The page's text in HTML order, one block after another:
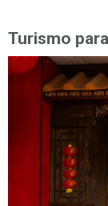
Turismo